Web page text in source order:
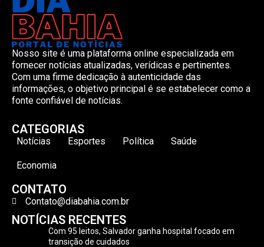
Nosso site é uma plataforma online especializada em
fornecer notícias atualizadas, verídicas e pertinentes.
Com uma firme dedicação à autenticidade das
informações, o objetivo principal é se estabelecer como a
fonte confiável de notícias.
CATEGORIAS
Notícias Esportes Política Saúde
Economia
CONTATO
Contato@diabahia.com.br
NOTÍCIAS RECENTES
Com 95 leitos, Salvador ganha hospital focado em
transição de cuidados